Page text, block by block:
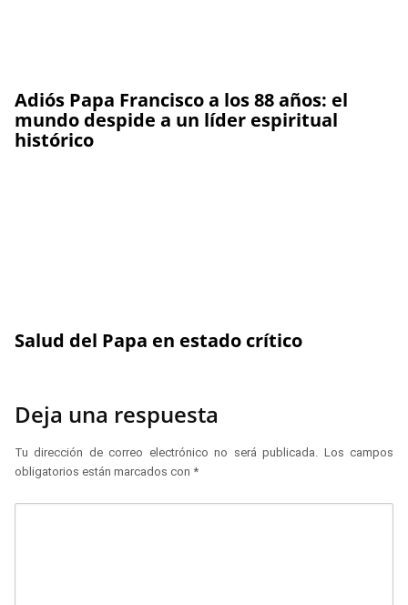
Adiós Papa Francisco a los 88 años: el
mundo despide a un líder espiritual
histórico
Salud del Papa en estado crítico
Deja una respuesta
Tu dirección de correo electrónico no será publicada. Los campos
obligatorios están marcados con *